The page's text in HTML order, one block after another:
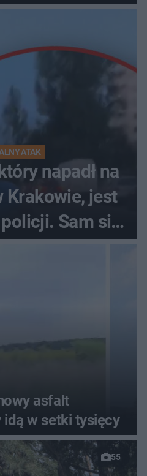
ATAK
napadł na
Krakowie, jest
Sam się
asfalt
w setki tysięcy
55